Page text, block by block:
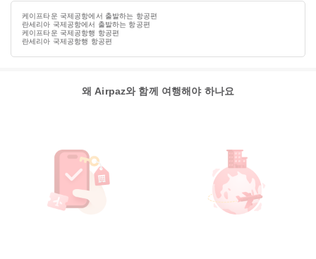
케이프타운 국제공항에서 출발하는 항공편
란세리아 국제공항에서 출발하는 항공편
케이프타운 국제공항행 항공편
란세리아 국제공항행 항공편
왜 Airpaz와 함께 여행해야 하나요